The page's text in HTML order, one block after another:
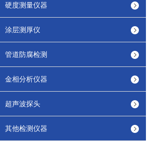
硬度测量仪器
涂层测厚仪
管道防腐检测
金相分析仪器
超声波探头
其他检测仪器